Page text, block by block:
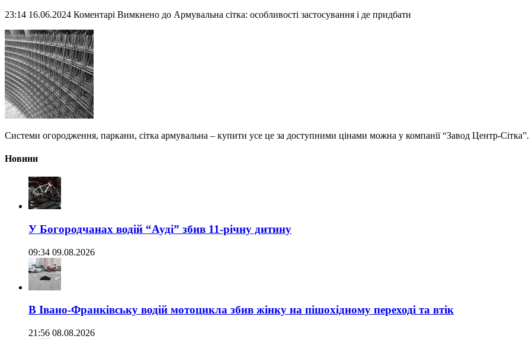
23:14 16.06.2024 Коментарі Вимкнено до Армувальна сітка: особливості застосування і де придбати
Системи огородження, паркани, сітка армувальна – купити усе це за доступними цінами можна у компанії “Завод Центр-Сітка”.
Новини
У Богородчанах водій “Ауді” збив 11-річну дитину
09:34 09.08.2026
В Івано-Франківську водій мотоцикла збив жінку на пішохідному переході та втік
21:56 08.08.2026